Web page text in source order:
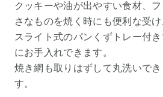
クッキーや油が出やすい食材、
さなものを焼く時にも便利な受け
スライト式のパンくずトレー付
にお手入れできます。
焼き網も取りはずして丸洗いで
す。